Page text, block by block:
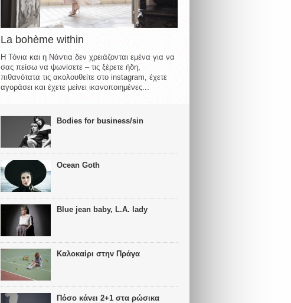
La bohème within
Η Τόνια και η Νάντια δεν χρειάζονται εμένα για να
σας πείσω να ψωνίσετε – τις ξέρετε ήδη,
πιθανότατα τις ακολουθείτε στο instagram, έχετε
αγοράσει και έχετε μείνει ικανοποιημένες...
Bodies for business/sin
Ocean Goth
Blue jean baby, L.A. lady
Καλοκαίρι στην Πράγα
Πόσο κάνει 2+1 στα ρώσικα